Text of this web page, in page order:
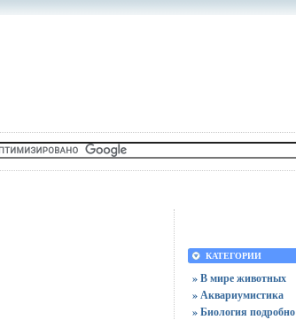
КАТЕГОРИИ
» В мире животных
» Аквариумистика
» Биология подробно